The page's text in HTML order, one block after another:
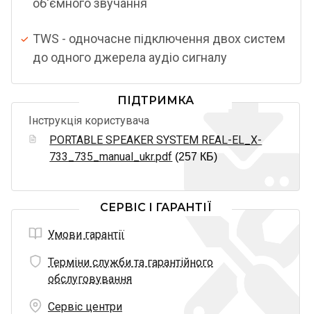
TWS - одночасне підключення двох систем
до одного джерела аудіо сигналу
ПІДТРИМКА
Інструкція користувача
PORTABLE SPEAKER SYSTEM REAL-EL_X-
733_735_manual_ukr.pdf (257 КБ)
СЕРВІС І ГАРАНТІЇ
Умови гарантії
Терміни служби та гарантійного
обслуговування
Сервіс центри